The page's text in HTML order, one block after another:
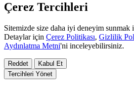
Çerez Tercihleri
Sitemizde size daha iyi deneyim sunmak
Detaylar için Çerez Politikası, Gizlilik
Aydınlatma Metni'ni inceleyebilirsiniz.
Reddet
Kabul Et
Tercihleri Yönet